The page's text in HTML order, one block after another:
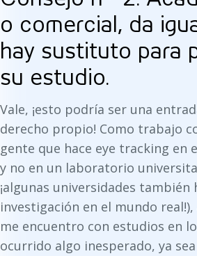
o comercial, da
hay sustituto para
su estudio.
Vale, ¡esto podría ser una
derecho propio! Como trabajo
gente que hace eye tracking en
y no en un laboratorio
¡algunas universidades también
investigación en el mundo
me encuentro con estudios en
ocurrido algo inesperado, ya